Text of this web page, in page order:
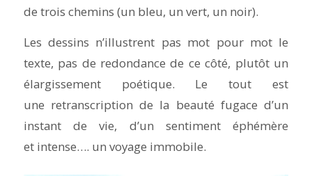
de trois chemins (un bleu, un vert, un noir).
Les dessins n’illustrent pas mot pour mot le
texte, pas de redondance de ce côté, plutôt un
élargissement poétique. Le tout est
une retranscription de la beauté fugace d’un
instant de vie, d’un sentiment éphémère
et intense…. un voyage immobile.